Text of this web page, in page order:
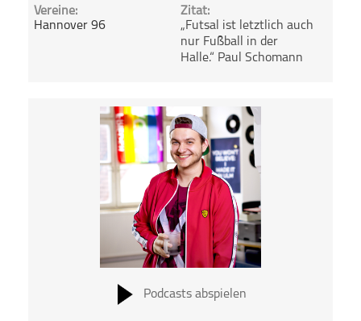
Vereine:
Hannover 96
Zitat:
„Futsal ist letztlich auch
nur Fußball in der
Halle.“ Paul Schomann
Podcasts abspielen